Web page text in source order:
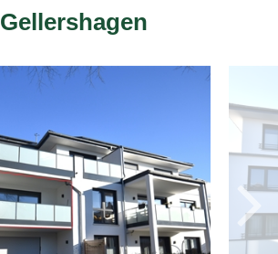
Gellershagen